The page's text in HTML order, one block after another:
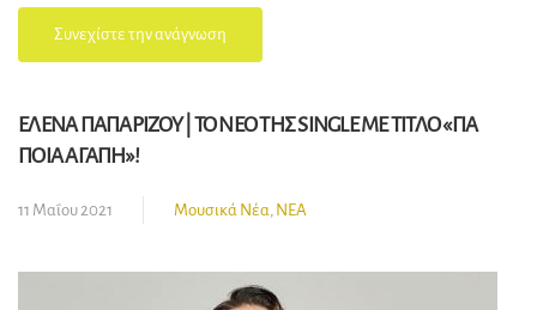
Συνεχίστε την ανάγνωση
ΕΛΕΝΑ ΠΑΠΑΡΙΖΟΥ | ΤΟ ΝΕΟ ΤΗΣ SINGLE ΜΕ ΤΙΤΛΟ «ΓΙΑ
ΠΟΙΑ ΑΓΑΠΗ»!
11 Μαΐου 2021 Μουσικά Νέα, ΝΕΑ